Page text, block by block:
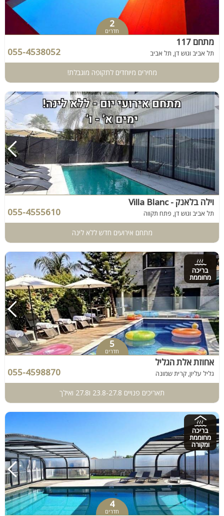
2
חדרים
מתחם 117
תל אביב וגוש דן, תל אביב 055-4538052
מחירים מיוחדים לתקופה מוגבלת!
וילה בלאנק - Villa Blanc
תל אביב וגוש דן, פתח תקווה 055-4555610
מתחם אירועים חדש ללא לינה
בריכה
מחוממת
5
חדרים
אחוזת אלת הגליל
גליל עליון, קרית שמונה 055-4598870
תאריכים פנויים 23.8-27.8 ו27.8 ואילך
בריכה
מחוממת
ומקורה
4
חדרים